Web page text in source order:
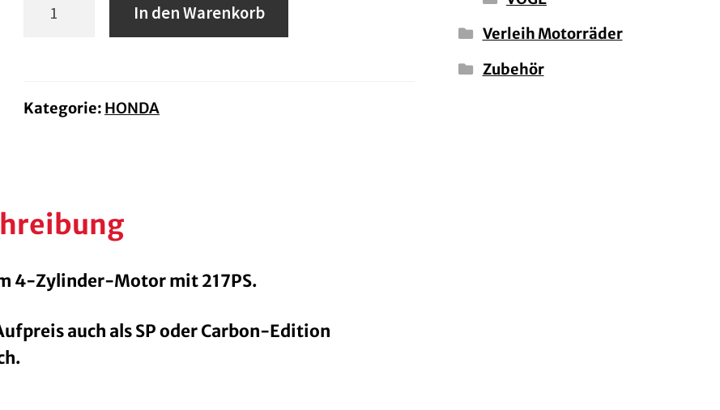
In den Warenkorb
Kategorie: HONDA
4-Zylinder-Motor mit 217PS.
auch als SP oder Carbon-Edition
Verleih Motorräder
Zubehör